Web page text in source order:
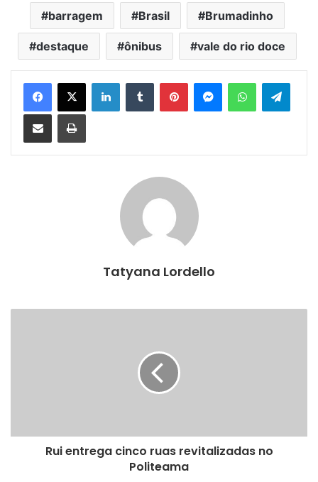
barragem Brasil Brumadinho
destaque ônibus vale do rio doce
Tatyana Lordello
Rui entrega cinco ruas revitalizadas no
Politeama